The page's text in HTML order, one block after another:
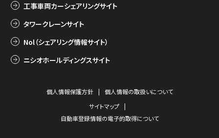
工事車両カーシェアリングサイト
タワークレーンサイト
Nol（シェアリング情報サイト）
ニシオホールディングスサイト
個人情報保護方針
個人情報の取扱いについて
サイトマップ
自動車登録情報の電子的取得について